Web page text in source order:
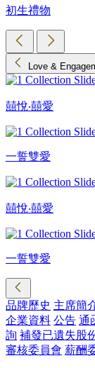
初生禮物
Love &
囍悅‧囍愛
一誓雙愛
囍悅‧囍愛
一誓雙愛
品牌歷史 主席簡
企業資料 公告 通
詢 補發已遺失股
審核委員會 薪酬